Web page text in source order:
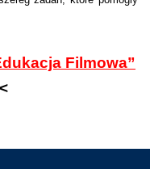
Filmowa”